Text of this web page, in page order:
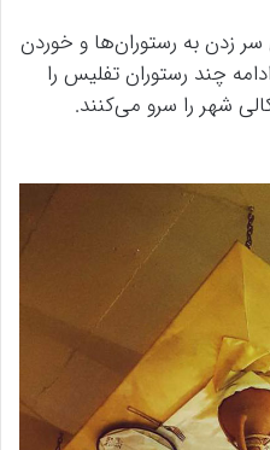
زدن به رستوران‌ها و خوردن
چند رستوران تفلیس را
شهر را سرو می‌کنند.